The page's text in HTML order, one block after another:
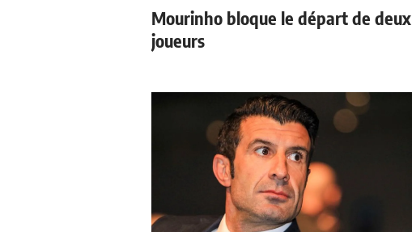
Mourinho bloque le départ de deux
joueurs